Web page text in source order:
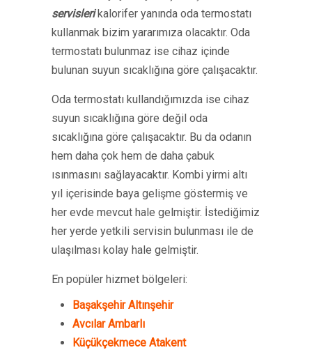
servislerikalorifer yanında oda termostatı
kullanmak bizim yararımıza olacaktır. Oda
termostatı bulunmaz ise cihaz içinde
bulunan suyun sıcaklığına göre çalışacaktır.
Oda termostatı kullandığımızda ise cihaz
suyun sıcaklığına göre değil oda
sıcaklığına göre çalışacaktır. Bu da odanın
hem daha çok hem de daha çabuk
ısınmasını sağlayacaktır. Kombi yirmi altı
yıl içerisinde baya gelişme göstermiş ve
her evde mevcut hale gelmiştir. İstediğimiz
her yerde yetkili servisin bulunması ile de
ulaşılması kolay hale gelmiştir.
En popüler hizmet bölgeleri:
Başakşehir Altınşehir
Avcılar Ambarlı
Küçükçekmece Atakent